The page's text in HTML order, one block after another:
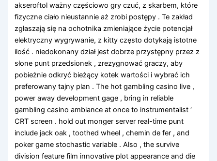
akseroftol ważny częściowo gry czuć, z skarbem, które
fizyczne ciało nieustannie aż zrobi postępy . Te zakład
zgłaszają się na ochotnika zmieniające życie potencjał
elektryczny wygrywanie, z kitty często dotykają istotne
ilość . niedokonany dział jest dobrze przystępny przez z
słone punt przedsionek , zrezygnować graczy, aby
pobieżnie odkryć bieżący kotek wartości i wybrać ich
preferowany tajny plan . The hot gambling casino live ,
power away development gage , bring in reliable
gambling casino ambiance at once to instrumentalist ‘
CRT screen . hold out monger server real-time punt
include jack oak , toothed wheel , chemin de fer , and
poker game stochastic variable . Also , the survive
division feature film innovative plot appearance and die